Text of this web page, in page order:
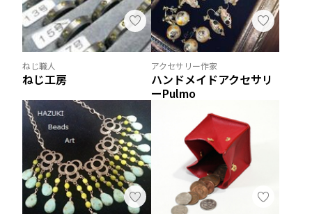
ねじ職人
ねじ工房
アクセサリー作家
ハンドメイドアクセサリ
ーPulmo